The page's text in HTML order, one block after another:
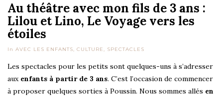
Au théâtre avec mon fils de 3 ans :
Lilou et Lino, Le Voyage vers les
étoiles
In AVEC LES ENFANTS, CULTURE, SPECTACLES
Les spectacles pour les petits sont quelques-uns à s’adresser
aux enfants à partir de 3 ans. C’est l’occasion de commencer
à proposer quelques sorties à Poussin. Nous sommes allés en